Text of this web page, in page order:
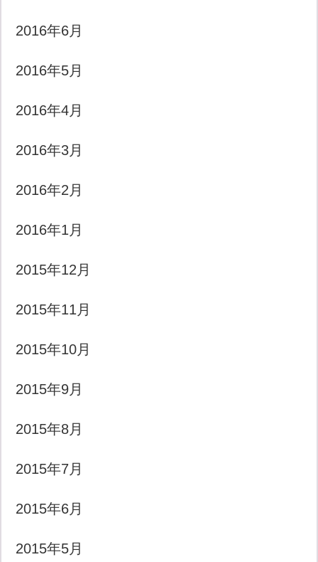
2016年6月
2016年5月
2016年4月
2016年3月
2016年2月
2016年1月
2015年12月
2015年11月
2015年10月
2015年9月
2015年8月
2015年7月
2015年6月
2015年5月